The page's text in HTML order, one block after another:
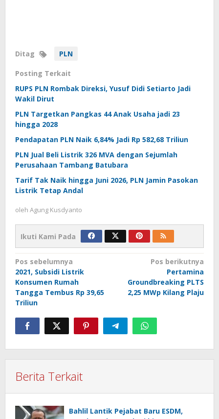
Ditag PLN
Posting Terkait
RUPS PLN Rombak Direksi, Yusuf Didi Setiarto Jadi
Wakil Dirut
PLN Targetkan Pangkas 44 Anak Usaha jadi 23
hingga 2028
Pendapatan PLN Naik 6,84% Jadi Rp 582,68 Triliun
PLN Jual Beli Listrik 326 MVA dengan Sejumlah
Perusahaan Tambang Batubara
Tarif Tak Naik hingga Juni 2026, PLN Jamin Pasokan
Listrik Tetap Andal
oleh Agung Kusdyanto
Ikuti Kami Pada
Navigasi
pos
Pos sebelumnya
2021, Subsidi Listrik
Konsumen Rumah
Tangga Tembus Rp 39,65
Triliun
Pos berikutnya
Pertamina
Groundbreaking PLTS
2,25 MWp Kilang Plaju
Berita Terkait
Bahlil Lantik Pejabat Baru ESDM,